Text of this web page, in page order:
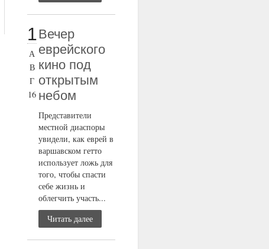
1
А
В
Г
16
Вечер
еврейского
кино под
открытым
небом
Представители
местной диаспоры
увидели, как еврей в
варшавском гетто
использует ложь для
того, чтобы спасти
себе жизнь и
облегчить участь...
Читать далее